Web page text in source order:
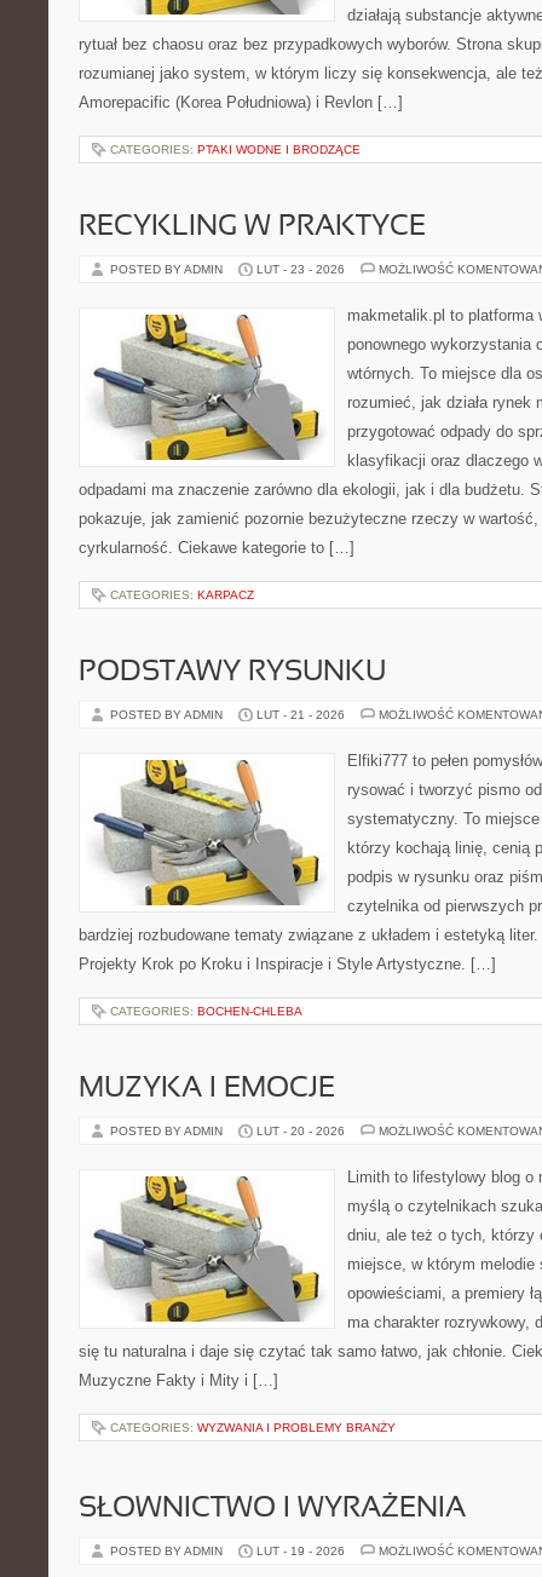
działają substancje
rytuał bez chaosu oraz bez przypadkowych wyborów. Strona
rozumianej jako system, w którym liczy się konsekwencja, ale
Amorepacific (Korea Południowa) i Revlon […]
CATEGORIES: PTAKI WODNE I BRODZĄCE
RECYKLING W PRAKTYCE
POSTED BY ADMIN LUT - 23 - 2026 MOŻLIWOŚĆ
makmetalik.pl to platforma
ponownego wykorzystania
wtórnych. To miejsce dla
rozumieć, jak działa rynek
przygotować odpady do
klasyfikacji oraz dlaczego
odpadami ma znaczenie zarówno dla ekologii, jak i dla budżetu.
pokazuje, jak zamienić pozornie bezużyteczne rzeczy w
cyrkularność. Ciekawe kategorie to […]
CATEGORIES: KARPACZ
PODSTAWY RYSUNKU
POSTED BY ADMIN LUT - 21 - 2026 MOŻLIWOŚĆ
Elfiki777 to pełen
rysować i tworzyć pismo
systematyczny. To
którzy kochają linię, cenią
podpis w rysunku oraz
czytelnika od pierwszych
bardziej rozbudowane tematy związane z układem i estetyką
Projekty Krok po Kroku i Inspiracje i Style Artystyczne. […]
CATEGORIES: BOCHEN-CHLEBA
MUZYKA I EMOCJE
POSTED BY ADMIN LUT - 20 - 2026 MOŻLIWOŚĆ
Limith to lifestylowy blog o
myślą o czytelnikach
dniu, ale też o tych, którzy
miejsce, w którym melodie
opowieściami, a premiery
ma charakter rozrywkowy,
się tu naturalna i daje się czytać tak samo łatwo, jak chłonie.
Muzyczne Fakty i Mity i […]
CATEGORIES: WYZWANIA I PROBLEMY BRANŻY
SŁOWNICTWO I WYRAŻENIA
POSTED BY ADMIN LUT - 19 - 2026 MOŻLIWOŚĆ